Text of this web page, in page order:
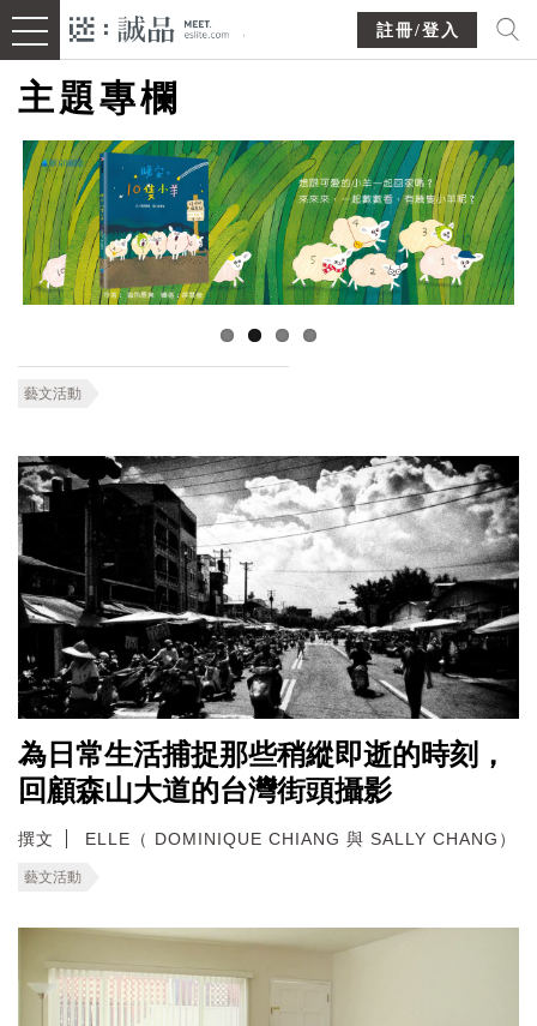
註冊/登入
主題專欄
藝文活動
為日常生活捕捉那些稍縱即逝的時刻，
回顧森山大道的台灣街頭攝影
撰文 ELLE（ DOMINIQUE CHIANG 與 SALLY CHANG）
藝文活動